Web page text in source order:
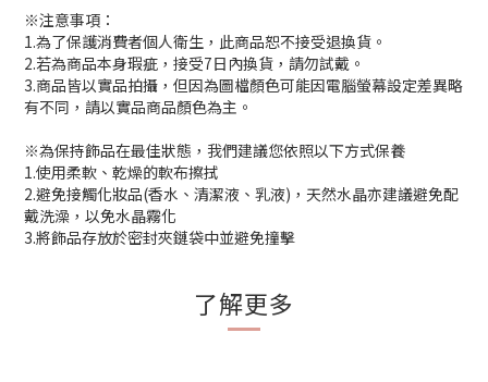
※注意事項：
1.為了保護消費者個人衛生，此商品恕不接受退換貨。
2.若為商品本身瑕疵，接受7日內換貨，請勿試戴。
3.商品皆以實品拍攝，但因為圖檔顏色可能因電腦螢幕設定差異略
有不同，請以實品商品顏色為主。
※為保持飾品在最佳狀態，我們建議您依照以下方式保養
1.使用柔軟、乾燥的軟布擦拭
2.避免接觸化妝品(香水、清潔液、乳液)，天然水晶亦建議避免配
戴洗澡，以免水晶霧化
3.將飾品存放於密封夾鏈袋中並避免撞擊
了解更多